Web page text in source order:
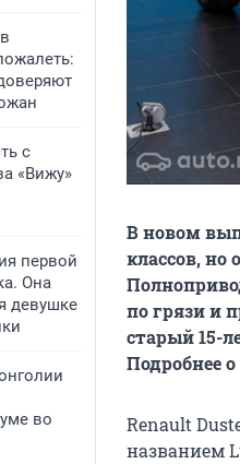
с
«Вижу»
первой
Она
девушке
во
В новом
классов, но
по грязи и
старый 15-
Подробнее
Renault
названием